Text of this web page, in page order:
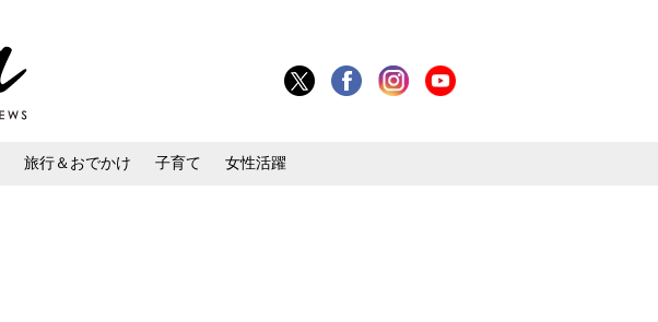
旅行＆おでかけ 子育て 女性活躍